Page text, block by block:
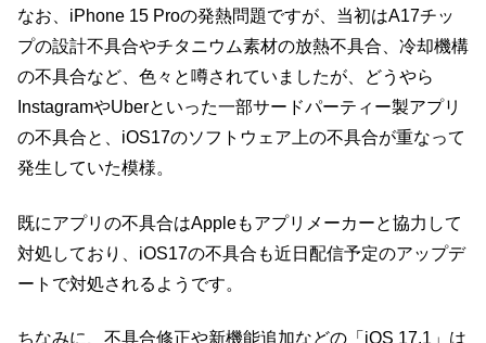
なお、iPhone 15 Proの発熱問題ですが、当初はA17チッ
プの設計不具合やチタニウム素材の放熱不具合、冷却機構
の不具合など、色々と噂されていましたが、どうやら
InstagramやUberといった一部サードパーティー製アプリ
の不具合と、iOS17のソフトウェア上の不具合が重なって
発生していた模様。
既にアプリの不具合はAppleもアプリメーカーと協力して
対処しており、iOS17の不具合も近日配信予定のアップデ
ートで対処されるようです。
ちなみに、不具合修正や新機能追加などの「iOS 17.1」は